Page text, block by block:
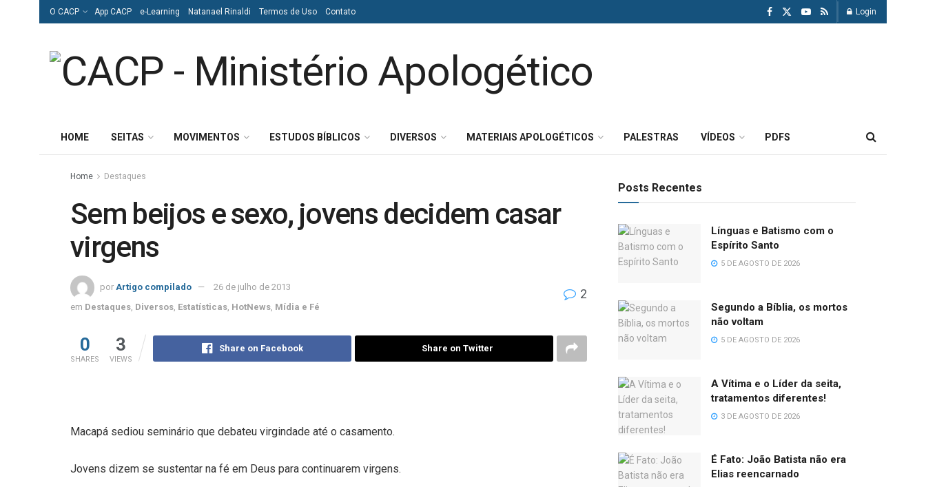
O CACP App CACP e-Learning Natanael Rinaldi Termos de Uso Contato Login
HOME SEITAS MOVIMENTOS ESTUDOS BÍBLICOS DIVERSOS MATERIAIS APOLOGÉTICOS PALESTRAS VÍDEOS PDFS
Home Destaques
Sem beijos e sexo, jovens decidem casar
virgens
por Artigo compilado
26 de julho de 2013
em Destaques Diversos Estatísticas HotNews Mídia e Fé
2
0
SHARES
3
VIEWS
Share on Facebook Share on Twitter
Macapá sediou seminário que debateu virgindade até o casamento.
Jovens dizem se sustentar na fé em Deus para continuarem virgens.
Posts Recentes
Línguas e Batismo com o
Espírito Santo
5 DE AGOSTO DE 2026
Segundo a Bíblia, os mortos
não voltam
5 DE AGOSTO DE 2026
A Vítima e o Líder da seita,
tratamentos diferentes!
3 DE AGOSTO DE 2026
É Fato: João Batista não era
Elias reencarnado